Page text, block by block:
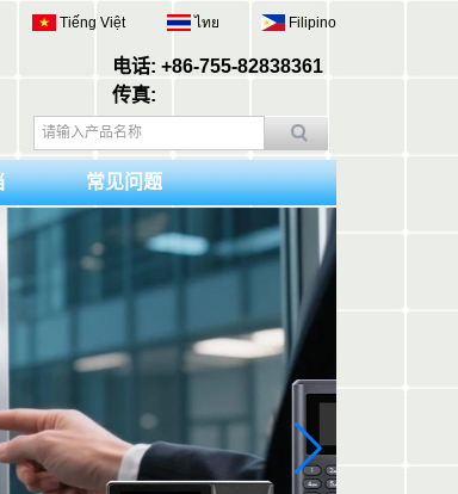
电话: +86-755-82838361
传真:
Tiếng Việt ไทย Filipino
常见问题